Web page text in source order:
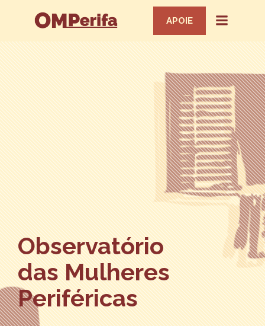
APOIE
Observatório
das Mulheres
Periféricas